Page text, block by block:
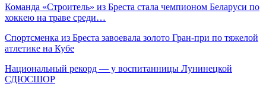
Команда «Строитель» из Бреста стала чемпионом Беларуси по
хоккею на траве среди…
Спортсменка из Бреста завоевала золото Гран-при по тяжелой
атлетике на Кубе
Национальный рекорд — у воспитанницы Лунинецкой
СДЮСШОР